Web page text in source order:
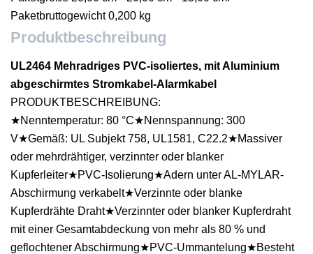
Paketbruttogewicht 0,200 kg
Produktbeschreibung
UL2464 Mehradriges PVC-isoliertes, mit Aluminium
abgeschirmtes Stromkabel-Alarmkabel
PRODUKTBESCHREIBUNG:
★Nenntemperatur: 80 °C★Nennspannung: 300
V★Gemäß: UL Subjekt 758, UL1581, C22.2★Massiver
oder mehrdrähtiger, verzinnter oder blanker
Kupferleiter★PVC-Isolierung★Adern unter AL-MYLAR-
Abschirmung verkabelt★Verzinnte oder blanke
Kupferdrähte Draht★Verzinnter oder blanker Kupferdraht
mit einer Gesamtabdeckung von mehr als 80 % und
geflochtener Abschirmung★PVC-Ummantelung★Besteht